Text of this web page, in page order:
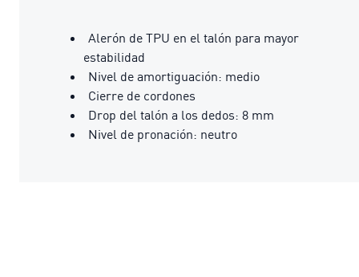
Alerón de TPU en el talón para mayor
estabilidad
Nivel de amortiguación: medio
Cierre de cordones
Drop del talón a los dedos: 8 mm
Nivel de pronación: neutro